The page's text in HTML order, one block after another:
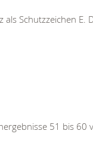
als Schutzzeichen E.
51 bis 60